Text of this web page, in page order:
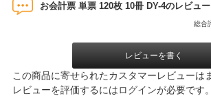
お会計票 単票 120枚 10冊 DY-4のレビュー
総合
レビューを書く
この商品に寄せられたカスタマーレビューは
レビューを評価するにはログインが必要です。